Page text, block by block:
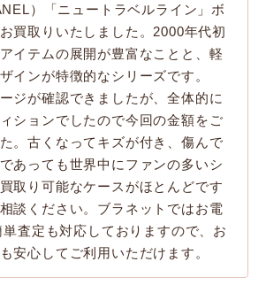
）「ニュートラベルライン」ボ
買取りいたしました。2000年代初
イテムの展開が豊富なことと、軽
インが特徴的なシリーズです。
ジが確認できましたが、全体的に
ションでしたので今回の金額をご
。古くなってキズが付き、傷んで
あっても世界中にファンの多いシ
取り可能なケースがほとんどです
談ください。ブラネットではお電
査定も対応しておりますので、お
安心してご利用いただけます。